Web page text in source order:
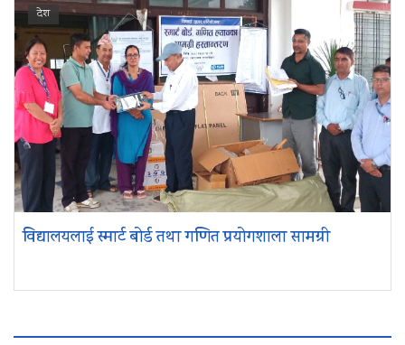
देश
विद्यालयलाई स्मार्ट बोर्ड तथा गणित प्रयोगशाला सामग्री